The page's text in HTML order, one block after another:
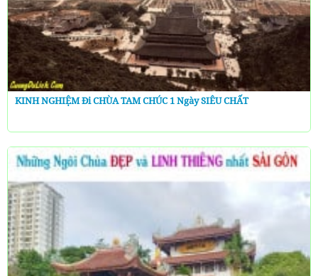
KINH NGHIỆM Đi CHÙA TAM CHÚC 1 Ngày SIÊU CHẤT